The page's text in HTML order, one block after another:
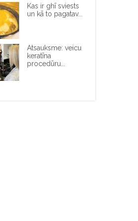
Kas ir ghī sviests
un kā to pagatav...
Atsauksme: veicu
keratīna
procedūru...